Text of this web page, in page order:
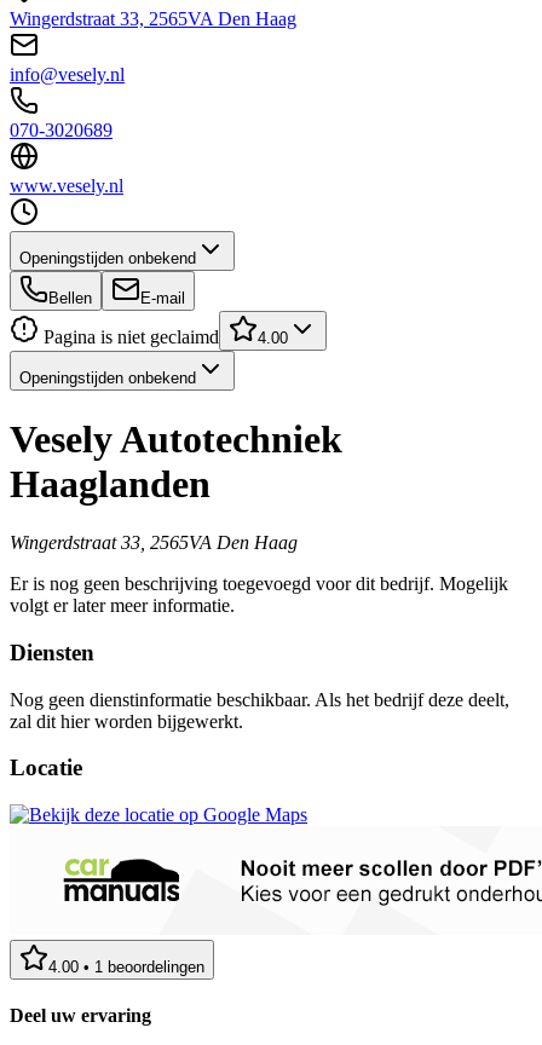
Wingerdstraat 33, 2565VA Den Haag
info@vesely.nl
070-3020689
www.vesely.nl
Openingstijden onbekend
Bellen E-mail
Pagina is niet geclaimd 4.00
Openingstijden onbekend
Vesely Autotechniek
Haaglanden
Wingerdstraat 33, 2565VA Den Haag
Er is nog geen beschrijving toegevoegd voor dit bedrijf. Mogelijk
volgt er later meer informatie.
Diensten
Nog geen dienstinformatie beschikbaar. Als het bedrijf deze deelt,
zal dit hier worden bijgewerkt.
Locatie
4.00 • 1 beoordelingen
Deel uw ervaring